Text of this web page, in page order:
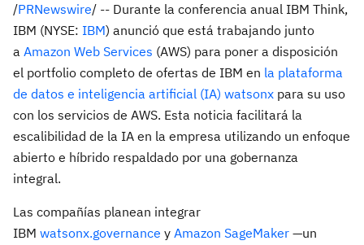
/PRNewswire/ -- Durante la conferencia anual IBM Think,
IBM (NYSE: IBM) anunció que está trabajando junto
a Amazon Web Services (AWS) para poner a disposición
el portfolio completo de ofertas de IBM en la plataforma
de datos e inteligencia artificial (IA) watsonx para su uso
con los servicios de AWS. Esta noticia facilitará la
escalibilidad de la IA en la empresa utilizando un enfoque
abierto e híbrido respaldado por una gobernanza
integral.
Las compañías planean integrar
IBM watsonx.governance y Amazon SageMaker —un